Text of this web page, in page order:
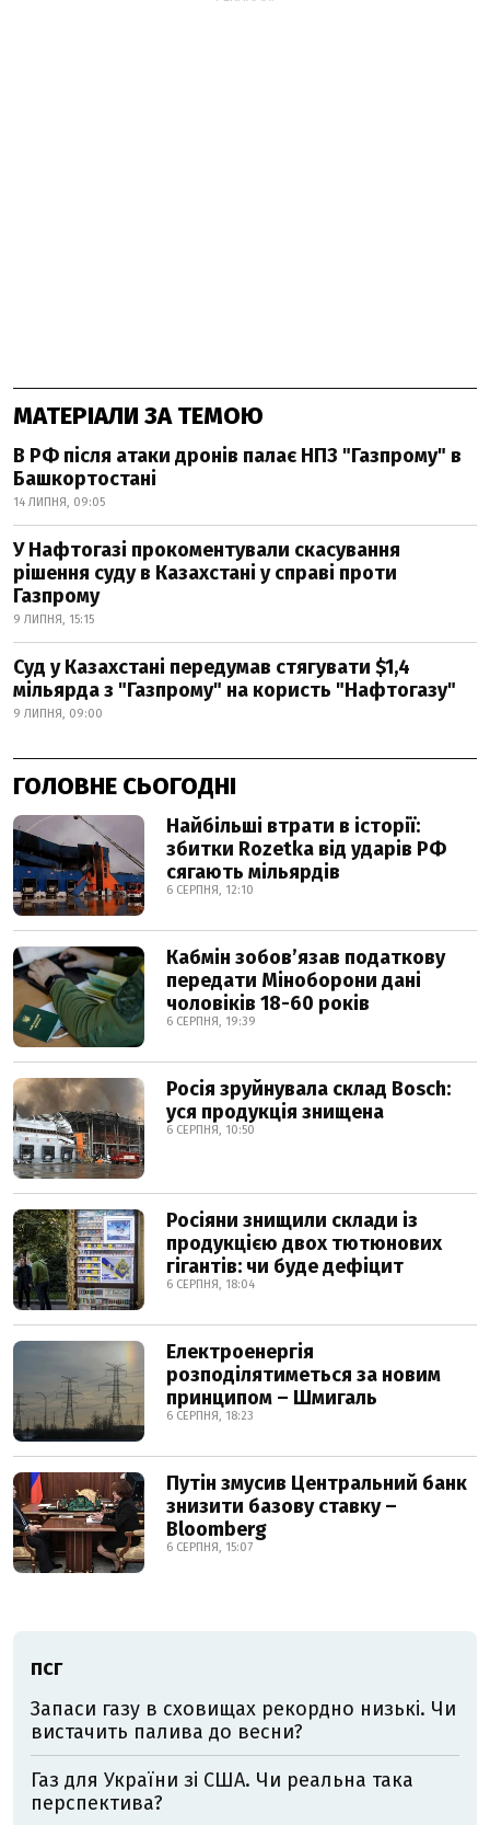
МАТЕРІАЛИ ЗА ТЕМОЮ
В РФ після атаки дронів палає НПЗ "Газпрому" в
Башкортостані
14 ЛИПНЯ, 09:05
У Нафтогазі прокоментували скасування
рішення суду в Казахстані у справі проти
Газпрому
9 ЛИПНЯ, 15:15
Суд у Казахстані передумав стягувати $1,4
мільярда з "Газпрому" на користь "Нафтогазу"
9 ЛИПНЯ, 09:00
ГОЛОВНЕ СЬОГОДНІ
Найбільші втрати в історії:
збитки Rozetka від ударів РФ
сягають мільярдів
6 СЕРПНЯ, 12:10
Кабмін зобовʼязав податкову
передати Міноборони дані
чоловіків 18-60 років
6 СЕРПНЯ, 19:39
Росія зруйнувала склад Bosch:
уся продукція знищена
6 СЕРПНЯ, 10:50
Росіяни знищили склади із
продукцією двох тютюнових
гігантів: чи буде дефіцит
6 СЕРПНЯ, 18:04
Електроенергія
розподілятиметься за новим
принципом – Шмигаль
6 СЕРПНЯ, 18:23
Путін змусив Центральний банк
знизити базову ставку –
Bloomberg
6 СЕРПНЯ, 15:07
ПСГ
Запаси газу в сховищах рекордно низькі. Чи
вистачить палива до весни?
Газ для України зі США. Чи реальна така
перспектива?